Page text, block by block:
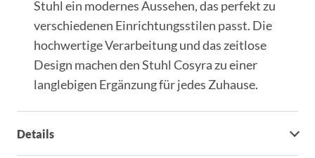
Stuhl ein modernes Aussehen, das perfekt zu
verschiedenen Einrichtungsstilen passt. Die
hochwertige Verarbeitung und das zeitlose
Design machen den Stuhl Cosyra zu einer
langlebigen Ergänzung für jedes Zuhause.
Details